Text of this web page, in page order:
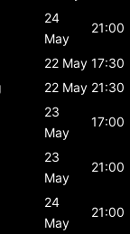
24
May
21:00
22 May 17:30
22 May 21:30
23
May
17:00
23
May
21:00
24
May
21:00